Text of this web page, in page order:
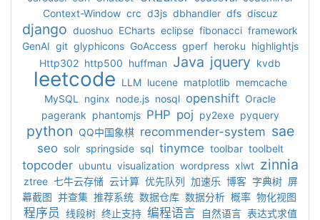
Context-Window crc d3js dbhandler dfs discuz
django duoshuo ECharts eclipse fibonacci framework
GenAI git glyphicons GoAccess gperf heroku highlightjs
Http302 http500 huffman Java jquery kvdb
leetcode LLM lucene matplotlib memcache
MySQL
nginx node.js nosql openshift Oracle
pagerank phantomjs PHP poj py2exe pyquery
python QQ中国象棋 recommender-system sae
seo solr springside sql tinymce toolbar toolbelt
topcoder ubuntu visualization wordpress xlwt zinnia
ztree 七牛云存储 云计算 优先队列 加速乐 博客 字典树 屏
幕截图 并查集 推荐系统 数据仓库 数据分析 概率 物化视图
程序员 线段树 终止支持 编程语言 自然语言 表达式求值